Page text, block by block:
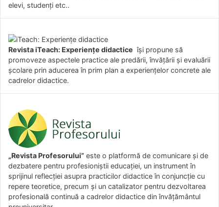
elevi, studenți etc..
Revista iTeach: Experienţe didactice îşi propune să
promoveze aspectele practice ale predării, învăţării şi evaluării
şcolare prin aducerea în prim plan a experienţelor concrete ale
cadrelor didactice.
„Revista Profesorului” este o platformă de comunicare și de
dezbatere pentru profesioniștii educației, un instrument în
sprijinul reflecției asupra practicilor didactice în conjuncție cu
repere teoretice, precum și un catalizator pentru dezvoltarea
profesională continuă a cadrelor didactice din învățământul